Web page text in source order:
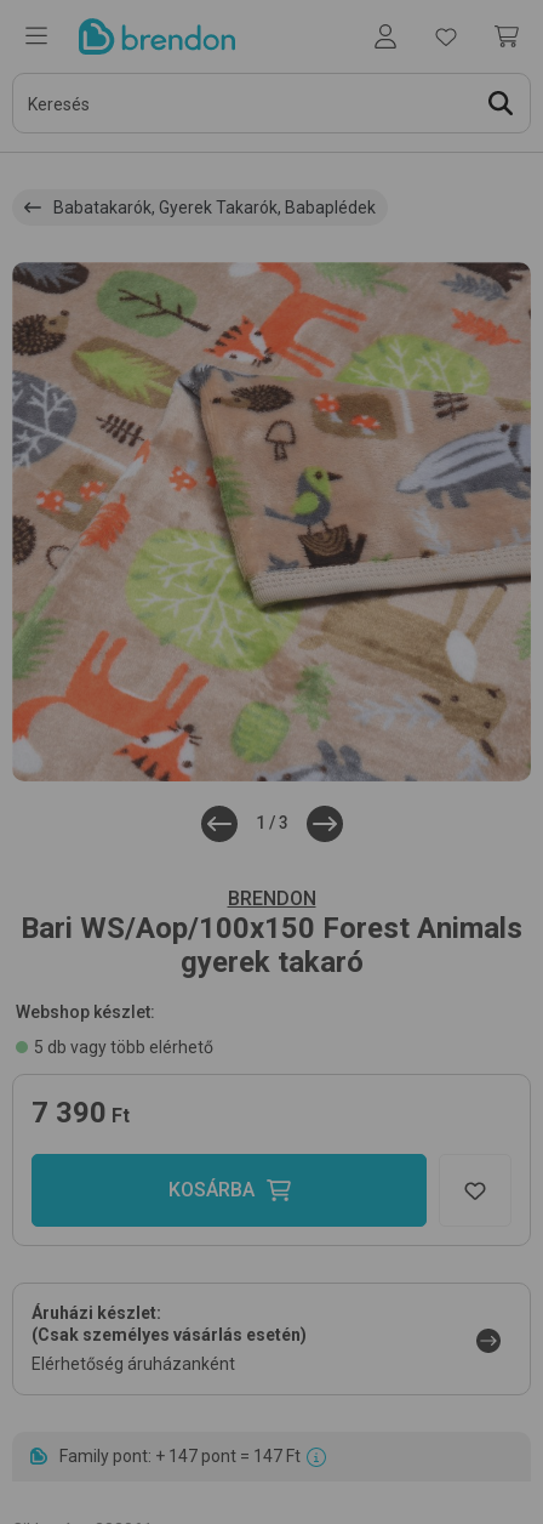
Babatakarók, Gyerek Takarók, Babaplédek
1 /3
BRENDON
Bari WS/Aop/100x150 Forest Animals
gyerek takaró
Webshop készlet:
5 db vagy több elérhető
7 390 Ft
KOSÁRBA
Áruházi készlet:
(Csak személyes vásárlás esetén)
Elérhetőség áruházanként
Family pont: + 147 pont = 147 Ft